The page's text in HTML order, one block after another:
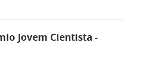
Jovem Cientista -